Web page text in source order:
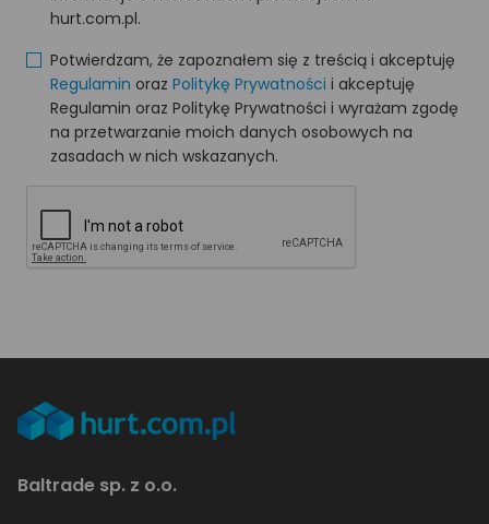
hurt.com.pl.
Potwierdzam, że zapoznałem się z treścią i akceptuję
Regulamin oraz Politykę Prywatności i akceptuję
Regulamin oraz Politykę Prywatności i wyrażam zgodę
na przetwarzanie moich danych osobowych na
zasadach w nich wskazanych.
Baltrade sp. z o.o.